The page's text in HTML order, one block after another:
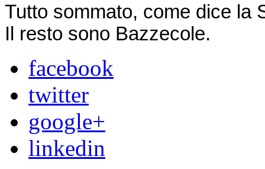
Tutto sommato, come dice la
Il resto sono Bazzecole.
facebook
twitter
google+
linkedin